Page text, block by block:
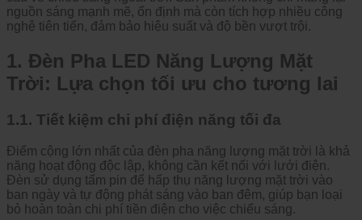
nguồn sáng mạnh mẽ, ổn định mà còn tích hợp nhiều công
nghệ tiên tiến, đảm bảo hiệu suất và độ bền vượt trội.
1. Đèn Pha LED Năng Lượng Mặt
Trời: Lựa chọn tối ưu cho tương lai
1.1. Tiết kiệm chi phí điện năng tối đa
Điểm cộng lớn nhất của đèn pha năng lượng mặt trời là khả
năng hoạt động độc lập, không cần kết nối với lưới điện.
Đèn sử dụng tấm pin để hấp thụ năng lượng mặt trời vào
ban ngày và tự động phát sáng vào ban đêm, giúp bạn loại
bỏ hoàn toàn chi phí tiền điện cho việc chiếu sáng.